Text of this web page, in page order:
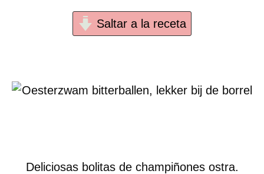
Saltar a la receta
Deliciosas bolitas de champiñones ostra.